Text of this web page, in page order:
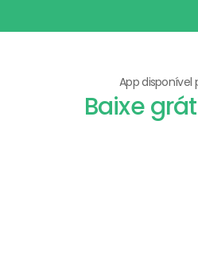
App disponível
Baixe